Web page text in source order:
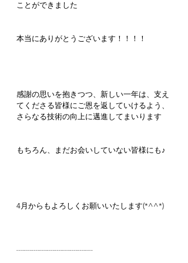
ことができました
本当にありがとうございます！！！！
感謝の思いを抱きつつ、新しい一年は、支え
てくださる皆様にご恩を返していけるよう、
さらなる技術の向上に邁進してまいります
もちろん、まだお会いしていない皆様にも♪
4月からもよろしくお願いいたします(*^^*)
┈┈┈┈┈┈┈┈┈┈